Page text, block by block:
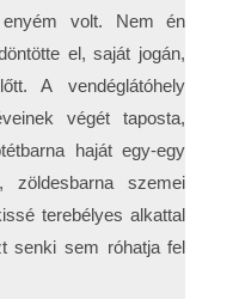
volt. Nem én
el, saját jogán,
A vendéglátóhely
végét taposta,
haját egy-egy
szemei
terebélyes alkattal
senki sem róhatja fel